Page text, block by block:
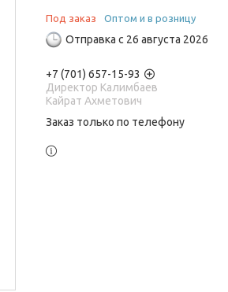
Под заказ Оптом и в розницу
Отправка с 26 августа 2026
+7 (701) 657-15-93
Директор Калимбаев
Кайрат Ахметович
Заказ только по телефону